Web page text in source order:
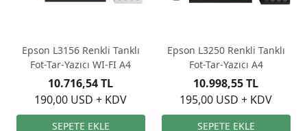
Epson L3156 Renkli Tanklı
Fot-Tar-Yazıcı WI-FI A4
190,00 USD + KDV
10.716,54 TL
Epson L3250 Renkli Tanklı
Fot-Tar-Yazıcı A4
195,00 USD + KDV
10.998,55 TL